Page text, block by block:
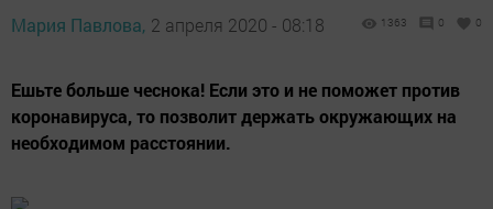
Мария Павлова, 2 апреля 2020 - 08:18 1363 0 0
Ешьте больше чеснока! Если это и не поможет против
коронавируса, то позволит держать окружающих на
необходимом расстоянии.